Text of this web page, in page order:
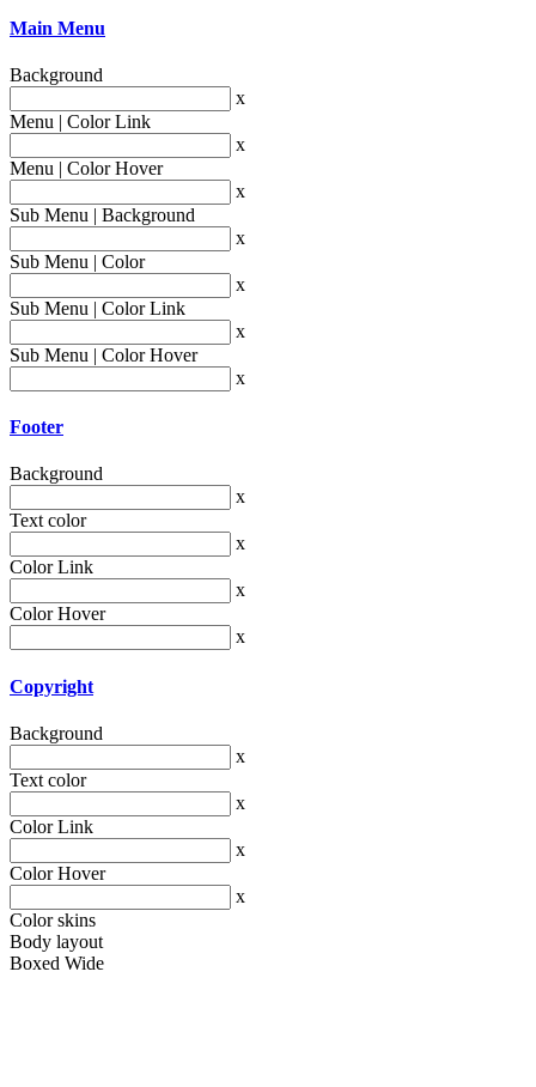
Main Menu
Background
x
Menu | Color Link
x
Menu | Color Hover
x
Sub Menu | Background
x
Sub Menu | Color
x
Sub Menu | Color Link
x
Sub Menu | Color Hover
x
Footer
Background
x
Text color
x
Color Link
x
Color Hover
x
Copyright
Background
x
Text color
x
Color Link
x
Color Hover
x
Color skins
Body layout
Boxed Wide